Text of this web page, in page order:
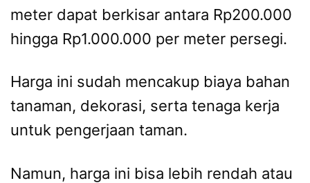
meter dapat berkisar antara Rp200.000
hingga Rp1.000.000 per meter persegi.
Harga ini sudah mencakup biaya bahan
tanaman, dekorasi, serta tenaga kerja
untuk pengerjaan taman.
Namun, harga ini bisa lebih rendah atau